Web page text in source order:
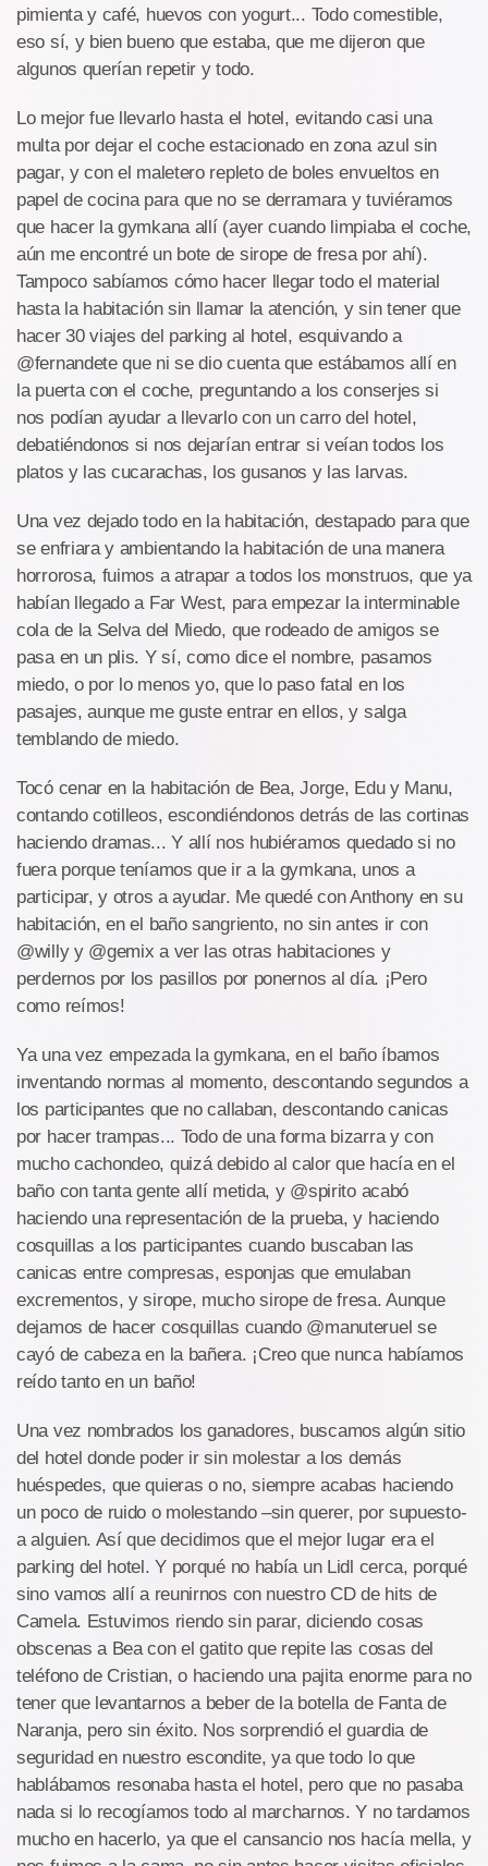
pimienta y café, huevos con yogurt... Todo comestible,
eso sí, y bien bueno que estaba, que me dijeron que
algunos querían repetir y todo.
Lo mejor fue llevarlo hasta el hotel, evitando casi una
multa por dejar el coche estacionado en zona azul sin
pagar, y con el maletero repleto de boles envueltos en
papel de cocina para que no se derramara y tuviéramos
que hacer la gymkana allí (ayer cuando limpiaba el coche,
aún me encontré un bote de sirope de fresa por ahí).
Tampoco sabíamos cómo hacer llegar todo el material
hasta la habitación sin llamar la atención, y sin tener que
hacer 30 viajes del parking al hotel, esquivando a
@fernandete que ni se dio cuenta que estábamos allí en
la puerta con el coche, preguntando a los conserjes si
nos podían ayudar a llevarlo con un carro del hotel,
debatiéndonos si nos dejarían entrar si veían todos los
platos y las cucarachas, los gusanos y las larvas.
Una vez dejado todo en la habitación, destapado para que
se enfriara y ambientando la habitación de una manera
horrorosa, fuimos a atrapar a todos los monstruos, que ya
habían llegado a Far West, para empezar la interminable
cola de la Selva del Miedo, que rodeado de amigos se
pasa en un plis. Y sí, como dice el nombre, pasamos
miedo, o por lo menos yo, que lo paso fatal en los
pasajes, aunque me guste entrar en ellos, y salga
temblando de miedo.
Tocó cenar en la habitación de Bea, Jorge, Edu y Manu,
contando cotilleos, escondiéndonos detrás de las cortinas
haciendo dramas... Y allí nos hubiéramos quedado si no
fuera porque teníamos que ir a la gymkana, unos a
participar, y otros a ayudar. Me quedé con Anthony en su
habitación, en el baño sangriento, no sin antes ir con
@willy y @gemix a ver las otras habitaciones y
perdernos por los pasillos por ponernos al día. ¡Pero
como reímos!
Ya una vez empezada la gymkana, en el baño íbamos
inventando normas al momento, descontando segundos a
los participantes que no callaban, descontando canicas
por hacer trampas... Todo de una forma bizarra y con
mucho cachondeo, quizá debido al calor que hacía en el
baño con tanta gente allí metida, y @spirito acabó
haciendo una representación de la prueba, y haciendo
cosquillas a los participantes cuando buscaban las
canicas entre compresas, esponjas que emulaban
excrementos, y sirope, mucho sirope de fresa. Aunque
dejamos de hacer cosquillas cuando @manuteruel se
cayó de cabeza en la bañera. ¡Creo que nunca habíamos
reído tanto en un baño!
Una vez nombrados los ganadores, buscamos algún sitio
del hotel donde poder ir sin molestar a los demás
huéspedes, que quieras o no, siempre acabas haciendo
un poco de ruido o molestando –sin querer, por supuesto-
a alguien. Así que decidimos que el mejor lugar era el
parking del hotel. Y porqué no había un Lidl cerca, porqué
sino vamos allí a reunirnos con nuestro CD de hits de
Camela. Estuvimos riendo sin parar, diciendo cosas
obscenas a Bea con el gatito que repite las cosas del
teléfono de Cristian, o haciendo una pajita enorme para no
tener que levantarnos a beber de la botella de Fanta de
Naranja, pero sin éxito. Nos sorprendió el guardia de
seguridad en nuestro escondite, ya que todo lo que
hablábamos resonaba hasta el hotel, pero que no pasaba
nada si lo recogíamos todo al marcharnos. Y no tardamos
mucho en hacerlo, ya que el cansancio nos hacía mella, y